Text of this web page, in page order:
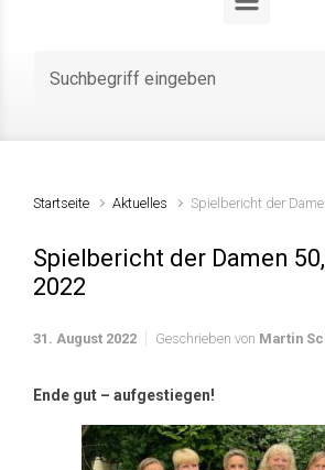
Startseite Aktuelles Spielbericht der
Spielbericht der Damen
2022
31. August 2022 Geschrieben von Martin
Ende gut – aufgestiegen!